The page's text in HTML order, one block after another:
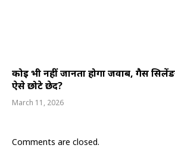
कोई भी नहीं जानता होगा जवाब, गैस
ऐसे छोटे छेद?
March 11, 2026
Comments are closed.